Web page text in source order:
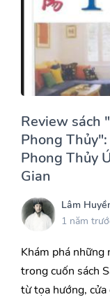
Review sách
Phong
Phong Thủy
Gian
Lâm
1 năm
Khám phá
trong cuốn sách
từ tọa hướng,